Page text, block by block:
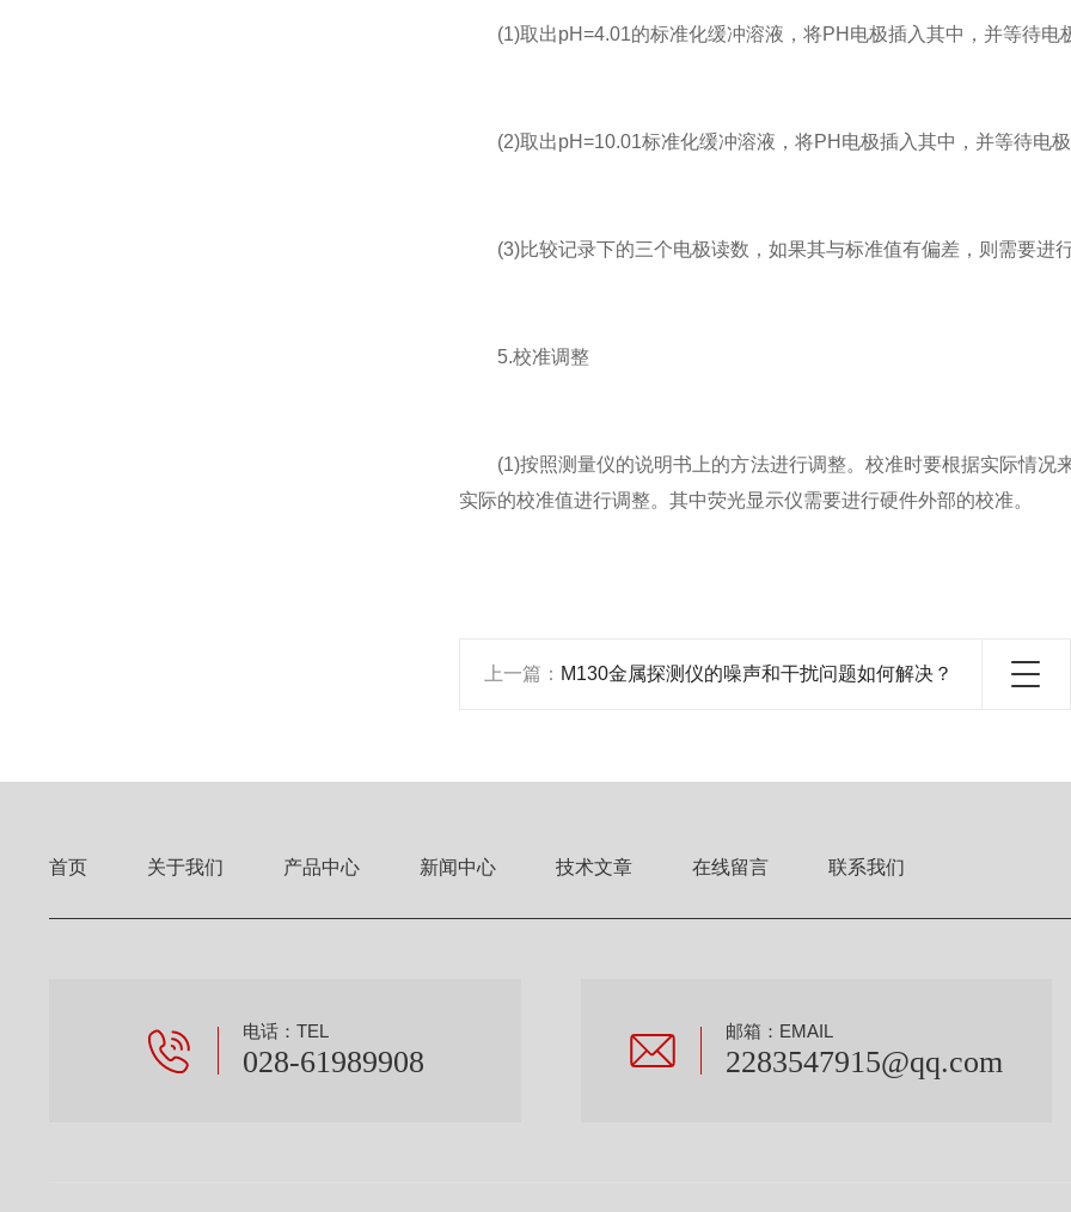
(1)取出pH=4.01的标准化缓冲溶液，将PH电极插入其中，并等待电
(2)取出pH=10.01标准化缓冲溶液，将PH电极插入其中，并等待电
(3)比较记录下的三个电极读数，如果其与标准值有偏差，则需要进
5.校准调整
(1)按照测量仪的说明书上的方法进行调整。校准时要根据实际情况
实际的校准值进行调整。其中荧光显示仪需要进行硬件外部的校准。
上一篇： M130金属探测仪的噪声和干扰问题如何解决？
首页 关于我们 产品中心 新闻中心 技术文章 在线留言 联系我们
电话：TEL
028-61989908
邮箱：EMAIL
2283547915@qq.com